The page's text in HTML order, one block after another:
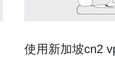
使用新加坡cn2